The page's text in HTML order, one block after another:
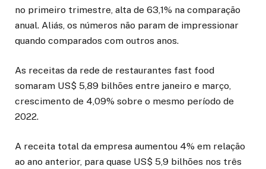
no primeiro trimestre, alta de 63,1% na comparação
anual. Aliás, os números não param de impressionar
quando comparados com outros anos.
As receitas da rede de restaurantes fast food
somaram US$ 5,89 bilhões entre janeiro e março,
crescimento de 4,09% sobre o mesmo período de
2022.
A receita total da empresa aumentou 4% em relação
ao ano anterior, para quase US$ 5,9 bilhões nos três